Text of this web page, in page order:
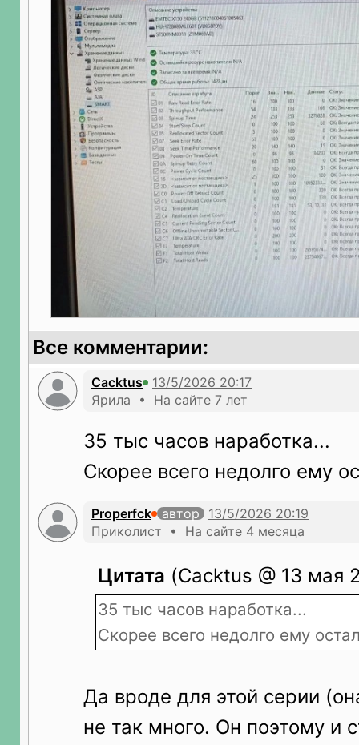
Все комментарии:
Cacktus
Ярила • На сайте 7 лет
35 тыс часов наработка...
Скорее всего недолго ему
Properfck
автор
Приколист • На сайте 4 месяца
Цитата (Cacktus @ 13 мая
35 тыс часов наработка...
Скорее всего недолго ему
Да вроде для этой серии
не так много. Он поэтому и